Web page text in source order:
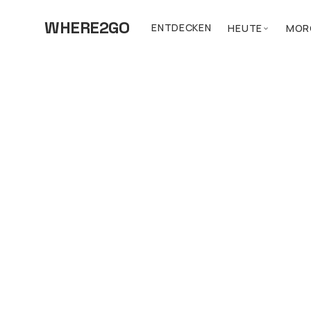
WHERE2GO ENTDECKEN HEUTE